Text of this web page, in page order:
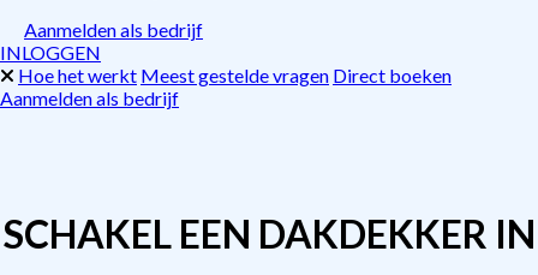
Aanmelden als bedrijf
INLOGGEN
Hoe het werkt Meest gestelde vragen Direct boeken
Aanmelden als bedrijf
SCHAKEL EEN DAKDEKKER IN